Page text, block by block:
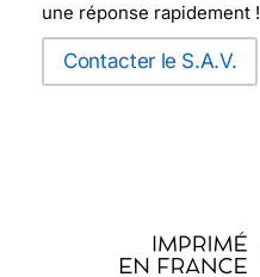
une réponse rapidement !
Contacter le S.A.V.